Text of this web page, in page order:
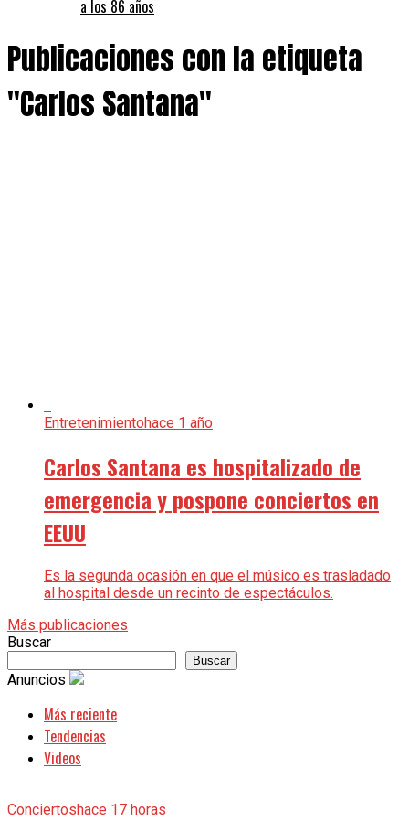
a los 86 años
Publicaciones con la etiqueta
"Carlos Santana"
Entretenimientohace 1 año
Carlos Santana es hospitalizado de
emergencia y pospone conciertos en
EEUU
Es la segunda ocasión en que el músico es trasladado
al hospital desde un recinto de espectáculos.
Más publicaciones
Buscar
Buscar
Anuncios
Más reciente
Tendencias
Videos
Conciertoshace 17 horas